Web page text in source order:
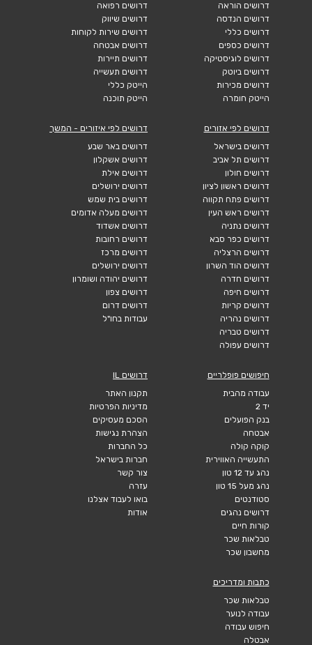
דרושים הוראה
דרושים הנדסה
דרושים כללי
דרושים כספים
דרושים לוגיסטיקה
דרושים ביוטק
דרושים מכירות
הייטק חומרה
דרושים רפואה
דרושים שיווק
דרושים שירות לקוחות
דרושים אבטחה
דרושים תיירות
דרושים תעשייה
הייטק כללי
הייטק תוכנה
דרושים לפי אזורים
דרושים בישראל
דרושים תל אביב
דרושים חולון
דרושים ראשון לציון
דרושים פתח תקווה
דרושים ראש העין
דרושים נתניה
דרושים כפר סבא
דרושים הרצליה
דרושים הוד השרון
דרושים חדרה
דרושים חיפה
דרושים קריות
דרושים נהריה
דרושים טבריה
דרושים עפולה
דרושים לפי איזורים - המשך
דרושים באר שבע
דרושים אשקלון
דרושים אילת
דרושים ירושלים
דרושים בית שמש
דרושים מעלה אדומים
דרושים אשדוד
דרושים רחובות
דרושים מרכז
דרושים ירושלים
דרושים יהודה ושומרון
דרושים צפון
דרושים דרום
עבודות בחו"ל
חיפושים פופלריים
עבודה מהבית
יד 2
בנק הפועלים
אבטחה
קוקה קולה
התעשייה האווירית
נהג עד 12 טון
נהג מעל 15 טון
סטודנטים
דרושים נהגים
קורות חיים
טבלאות שכר
מחשבון שכר
דרושים IL
תקנון האתר
מדיניות הפרטיות
הסכם מעסיקים
הצהרת נגישות
כל החברות
חברות בישראל
צור קשר
עזרה
בואו לעבוד אצלנו
אודות
כתבות ומדריכים
טבלאות שכר
עבודה לנוער
חיפוש עבודה
אבטלה